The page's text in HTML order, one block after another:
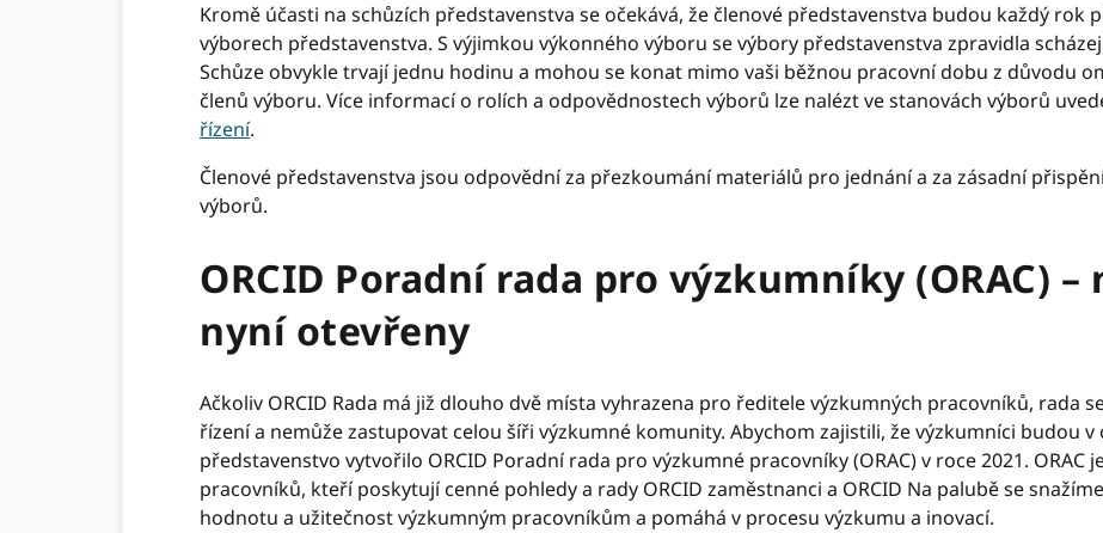
Kromě účasti na schůzích představenstva se očekává, že členové představenstva budou každý rok
výborech představenstva. S výjimkou výkonného výboru se výbory představenstva zpravidla
Schůze obvykle trvají jednu hodinu a mohou se konat mimo vaši běžnou pracovní dobu z důvodu
členů výboru. Více informací o rolích a odpovědnostech výborů lze nalézt ve stanovách výborů
řízení.
Členové představenstva jsou odpovědní za přezkoumání materiálů pro jednání a za zásadní
výborů.
ORCID Poradní rada pro výzkumníky (ORAC)
nyní otevřeny
Ačkoliv ORCID Rada má již dlouho dvě místa vyhrazena pro ředitele výzkumných pracovníků, rada
řízení a nemůže zastupovat celou šíři výzkumné komunity. Abychom zajistili, že výzkumníci budou v
představenstvo vytvořilo ORCID Poradní rada pro výzkumné pracovníky (ORAC) v roce 2021.
pracovníků, kteří poskytují cenné pohledy a rady ORCID zaměstnanci a ORCID Na palubě se
hodnotu a užitečnost výzkumným pracovníkům a pomáhá v procesu výzkumu a inovací.